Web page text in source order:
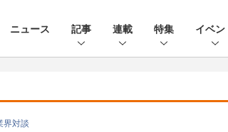
ニュース 記事 連載 特集 イベン
界対談